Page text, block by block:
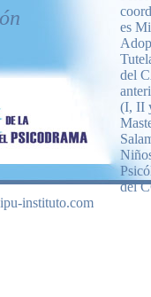
es
del
(I, II
del
instituto.com